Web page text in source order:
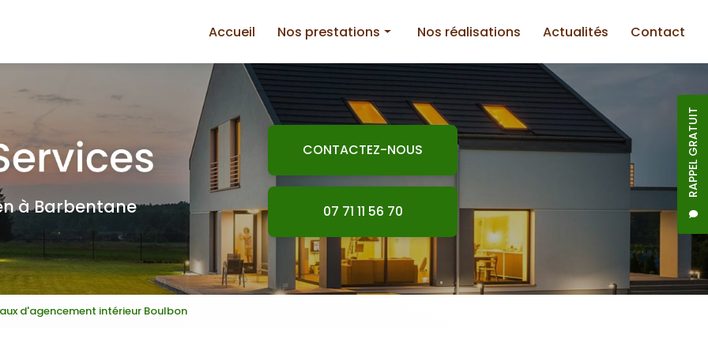
RAPPEL GRATUIT
Accueil
Nos prestations
Plomberie
Plaquiste
Peinture
Bricolage
Nos réalisations Actualités Contact
à Barbentane
CONTACTEZ-NOUS
07 71 11 56 70
d'agencement intérieur Boulbon